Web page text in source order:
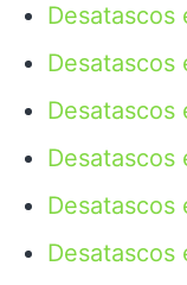
Desatascos
Desatascos
Desatascos
Desatascos
Desatascos
Desatascos